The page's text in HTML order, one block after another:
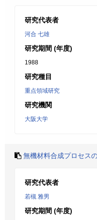
研究代表者
河合 七雄
研究期間 (年度)
1988
研究種目
重点領域研究
研究機関
大阪大学
無機材料合成プロセス
研究代表者
若槻 雅男
研究期間 (年度)